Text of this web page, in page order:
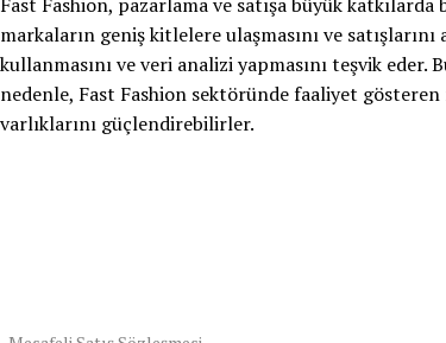
markaların geniş kitlelere ulaşmasını ve
kullanmasını ve veri analizi yapmasını teşvik
nedenle, Fast Fashion sektöründe faaliyet
varlıklarını güçlendirebilirler.